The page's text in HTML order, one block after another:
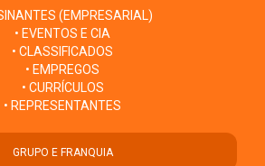
(EMPRESARIAL)
• EVENTOS E CIA
• CLASSIFICADOS
• EMPREGOS
• CURRÍCULOS
• REPRESENTANTES
GRUPO E FRANQUIA